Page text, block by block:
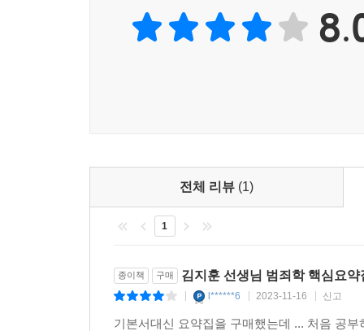
전체 리뷰 (1)
1
종이책 구매 김지훈 선생님 범죄학 핵심요약
l******6 2023-11-16 신고
기본서대신 요약집을 구매했는데 ... 처음 공